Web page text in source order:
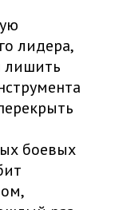
лидера,
лишить
боевых